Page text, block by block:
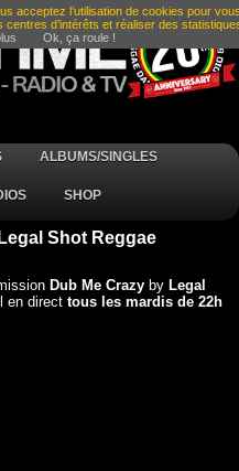
ALBUMS/SINGLES
SHOP
Shot Reggae
Dub Me Crazy by Legal
en direct tous les mardis de 22h
acceptez l’utilisation de cookies pour
d’intérêts et réaliser des
Ok, ça roule !